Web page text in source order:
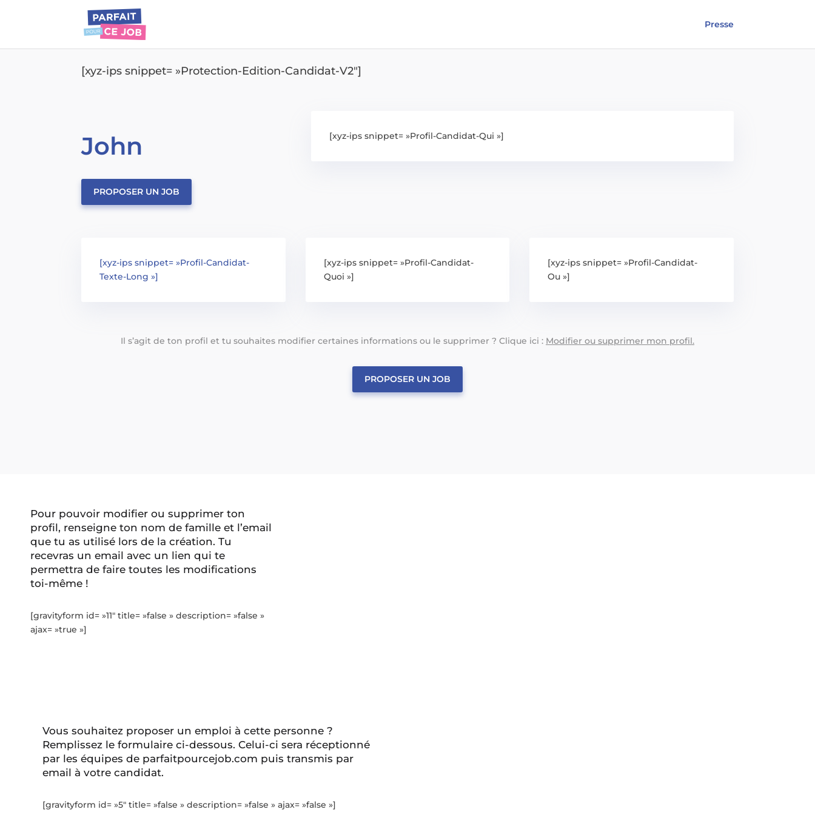
Presse
[xyz-ips snippet= »Protection-Edition-Candidat-V2″]
John
PROPOSER UN JOB
[xyz-ips snippet= »Profil-Candidat-Qui »]
[xyz-ips snippet= »Profil-Candidat-
Texte-Long »]
[xyz-ips snippet= »Profil-Candidat-
Quoi »]
[xyz-ips snippet= »Profil-Candidat-
Ou »]
Il s’agit de ton profil et tu souhaites modifier certaines informations ou le supprimer ? Clique ici : Modifier ou supprimer mon profil.
PROPOSER UN JOB
Pour pouvoir modifier ou supprimer ton
profil, renseigne ton nom de famille et l’email
que tu as utilisé lors de la création. Tu
recevras un email avec un lien qui te
permettra de faire toutes les modifications
toi-même !
[gravityform id= »11″ title= »false » description= »false »
ajax= »true »]
Vous souhaitez proposer un emploi à cette personne ?
Remplissez le formulaire ci-dessous. Celui-ci sera réceptionné
par les équipes de parfaitpourcejob.com puis transmis par
email à votre candidat.
[gravityform id= »5″ title= »false » description= »false » ajax= »false »]